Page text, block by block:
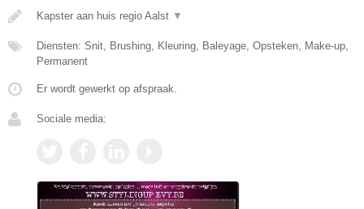
Kapster aan huis regio Aalst ▼
Diensten: Snit, Brushing, Kleuring, Baleyage, Opsteken, Make-up,
Permanent
Er wordt gewerkt op afspraak.
Sociale media: